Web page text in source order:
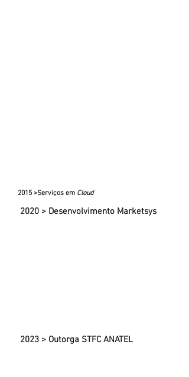
2015 >Serviços em Cloud
2020 > Desenvolvimento Marketsys
2023 > Outorga STFC ANATEL